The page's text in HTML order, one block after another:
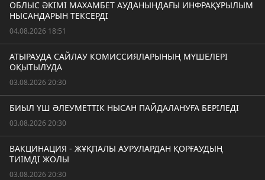
ОБЛЫС ӘКІМІ МАХАМБЕТ АУДАНЫНДАҒЫ ИНФРАҚҰРЫЛЫМ
НЫСАНДАРЫН ТЕКСЕРДІ
04.08.2026 18:51
АТЫРАУДА САЙЛАУ КОМИССИЯЛАРЫНЫҢ МҮШЕЛЕРІ
ОҚЫТЫЛУДА
03.08.2026 20:30
БИЫЛ ҮШ ӘЛЕУМЕТТІК НЫСАН ПАЙДАЛАНУҒА БЕРІЛЕДІ
03.08.2026 20:30
ВАКЦИНАЦИЯ - ЖҰҚПАЛЫ АУРУЛАРДАН ҚОРҒАУДЫҢ
ТИІМДІ ЖОЛЫ
03.08.2026 20:30